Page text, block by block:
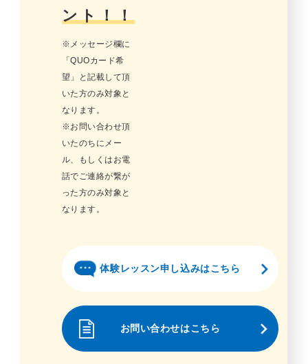
ント！！
※メッセージ欄に
「QUOカード希
望」と記載して頂
いた方のみ対象と
なります。
※お問い合わせ頂
いたのちにメー
ル、もしくはお電
話でご連絡が繋が
った方のみ対象と
なります。
体験レッスン申し込みはこちら
お問い合わせはこちら